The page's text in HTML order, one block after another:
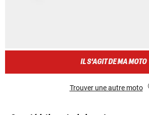
IL S'AGIT DE MA MOTO
Trouver une autre moto